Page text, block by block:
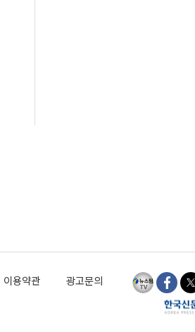
이용약관 광고문의